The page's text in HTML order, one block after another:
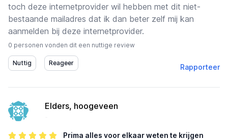
toch deze internetprovider wil hebben met dit niet-
bestaande mailadres dat ik dan beter zelf mij kan
aanmelden bij deze internetprovider.
0 personen vonden dit een nuttige review
Rapporteer
Elders, hoogeveen
Prima alles voor elkaar weten te krijgen